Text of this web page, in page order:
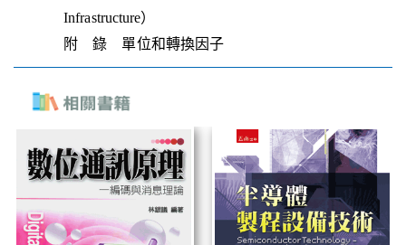
Infrastructure）
附 錄 單位和轉換因子